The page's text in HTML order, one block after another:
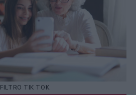
FILTRO TIK TOK.